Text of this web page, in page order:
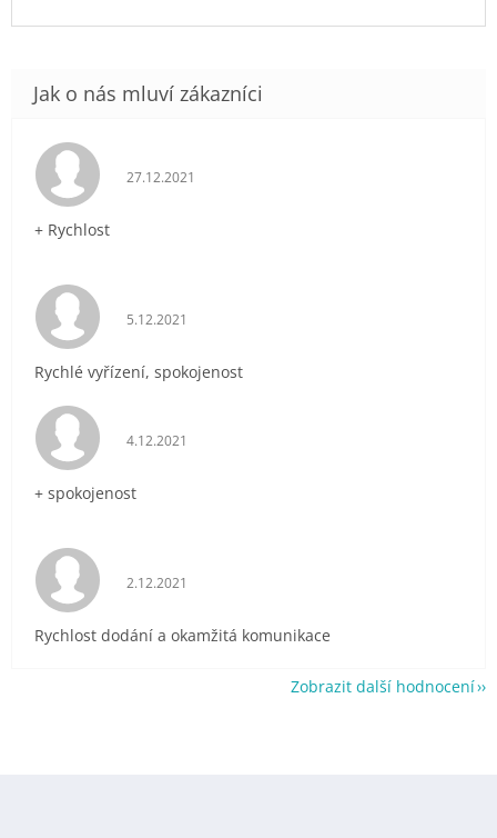
Hodnocení obchodu je 5 z 5 hvězdiček.
27.12.2021
+ Rychlost
Hodnocení obchodu je 5 z 5 hvězdiček.
5.12.2021
Rychlé vyřízení, spokojenost
Hodnocení obchodu je 5 z 5 hvězdiček.
4.12.2021
+ spokojenost
Hodnocení obchodu je 5 z 5 hvězdiček.
2.12.2021
Rychlost dodání a okamžitá komunikace
Zobrazit další hodnocení